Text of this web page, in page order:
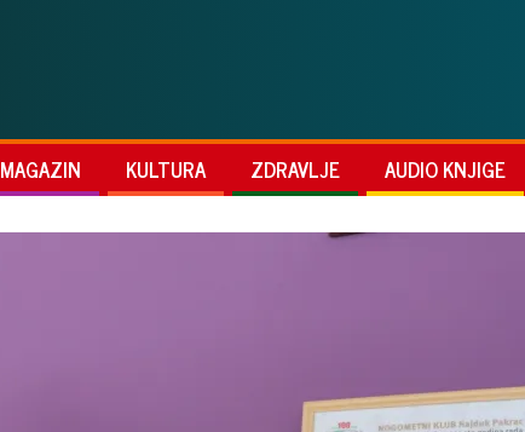
MAGAZIN KULTURA ZDRAVLJE AUDIO KNJIGE